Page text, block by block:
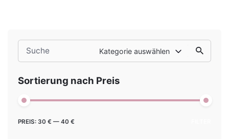
Search
for
Kategorie auswählen
Sortierung nach Preis
Min.
Max.
PREIS: 30 € — 40 €